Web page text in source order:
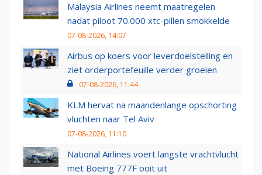
Malaysia Airlines neemt maatregelen
nadat piloot 70.000 xtc-pillen smokkelde
07-08-2026, 14:07
Airbus op koers voor leverdoelstelling en
ziet orderportefeuille verder groeien
07-08-2026, 11:44
KLM hervat na maandenlange opschorting
vluchten naar Tel Aviv
07-08-2026, 11:10
National Airlines voert langste vrachtvlucht
met Boeing 777F ooit uit